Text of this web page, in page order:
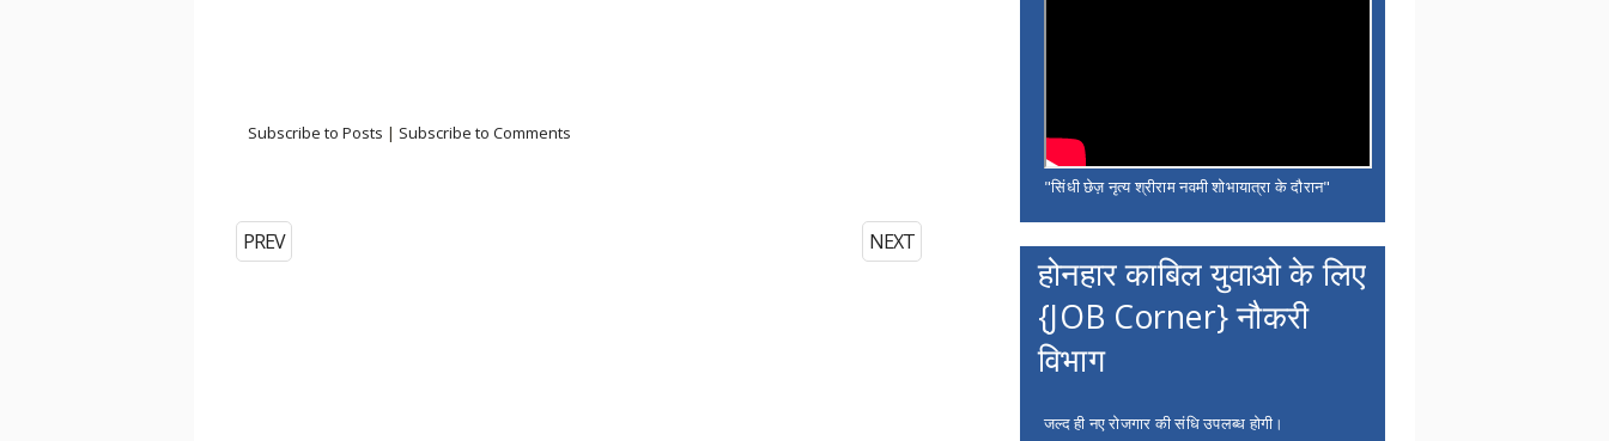
Subscribe to Posts | Subscribe to Comments
NEXT
PREV
"सिंधी छेज़ नृत्य श्रीराम नवमी शोभायात्रा के दौरान"
होनहार काबिल युवाओ के लिए
{JOB Corner} नौकरी
विभाग
जल्द ही नए रोजगार की संधि उपलब्ध होगी।